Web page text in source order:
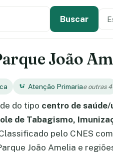
Buscar
João
Atenção Primariae outras 4
do tipo centro de
de Tabagismo,
pelo CNES
João Amelia e